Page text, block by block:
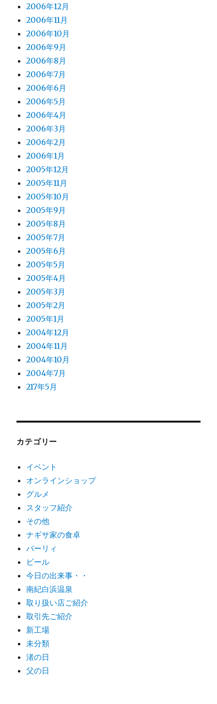
2006年12月
2006年11月
2006年10月
2006年9月
2006年8月
2006年7月
2006年6月
2006年5月
2006年4月
2006年3月
2006年2月
2006年1月
2005年12月
2005年11月
2005年10月
2005年9月
2005年8月
2005年7月
2005年6月
2005年5月
2005年4月
2005年3月
2005年2月
2005年1月
2004年12月
2004年11月
2004年10月
2004年7月
217年5月
カテゴリー
イベント
オンラインショップ
グルメ
スタッフ紹介
その他
ナギサ家の食卓
バーリィ
ビール
今日の出来事・・
南紀白浜温泉
取り扱い店ご紹介
取引先ご紹介
新工場
未分類
渚の日
父の日